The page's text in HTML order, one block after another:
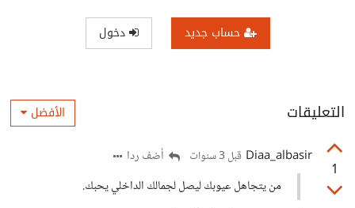
حساب جديد دخول
التعليقات الأفضل
1
Diaa_albasir قبل 3 سنوات
أضف ردا
من يتجاهل عيوبك ليصل لجمالك الداخلي يحبك.